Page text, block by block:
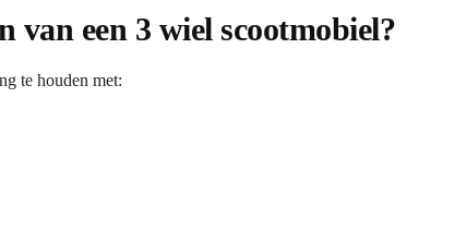
van een 3 wiel scootmobiel?
te houden met: